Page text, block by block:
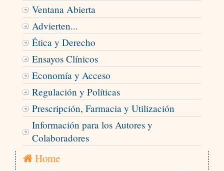
Ventana Abierta
Advierten...
Ética y Derecho
Ensayos Clínicos
Economía y Acceso
Regulación y Políticas
Prescripción, Farmacia y Utilización
Información para los Autores y
Colaboradores
Home